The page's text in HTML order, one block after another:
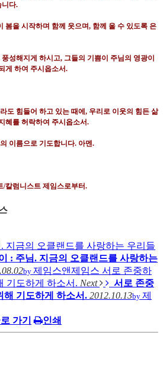
니다.
봄을 시작하며 함께 웃으며, 함께 울 수 있도록 은
성해지게 하시고, 그들의 기쁨이 주님의 영광이
게 하여 주시옵소서.
도 힘들어 하고 있는 때에 , 우리로 이웃의 힘든 삶
혜를 허락하여 주시옵소서.
이름으로 기도합니다. 아멘.
/칼럼니스트 제임스로부터.
지금의 오클랜드를 사랑하는 우리들
: 주님. 지금의 오클랜드를 사랑하는
by 제임스앤제임스 서로 존중하
기도하게 하소서. Next
서로 존중
해 기도하게 하소서. 2012.10.13by 제
가기 인쇄